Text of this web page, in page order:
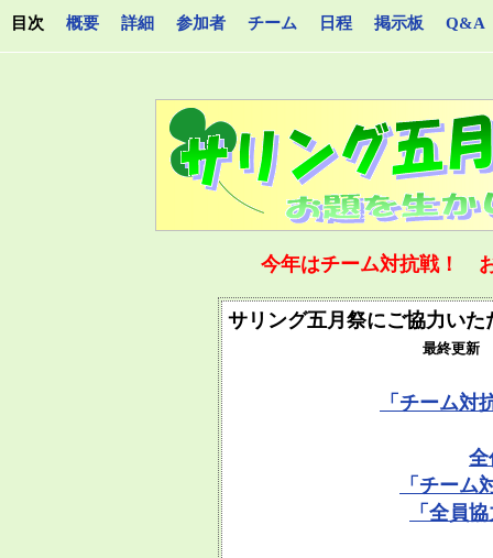
目次 概要 詳細 参加者 チーム 日程 掲示板 Q&A
今年はチーム対抗戦！
サリング五月祭にご協力い
最終更新
「チーム対
全
「チーム
「全員